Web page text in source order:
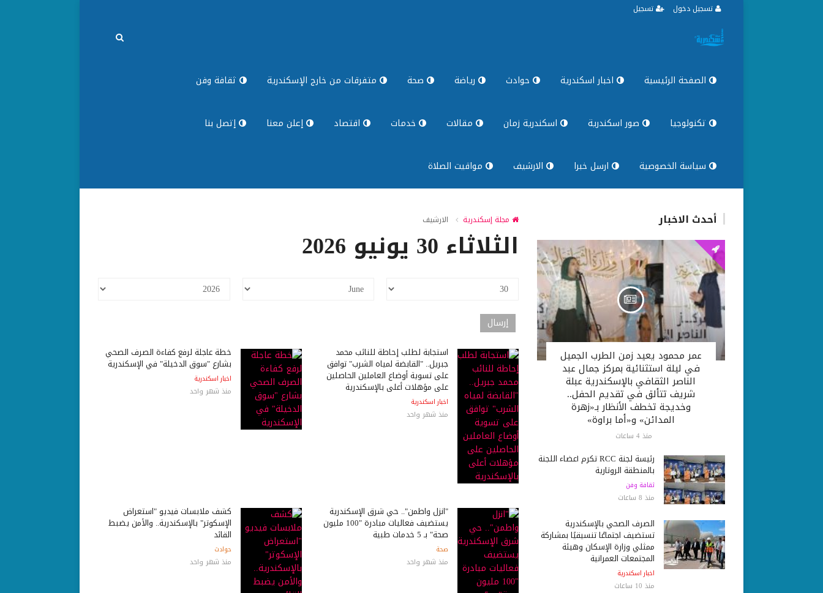
تسجيل دخول تسجيل
الصفحة الرئيسية اخبار اسكندرية حوادث رياضة صحة متفرقات من خارج الإسكندرية ثقافة وفن
تكنولوجيا صور اسكندرية اسكندرية زمان مقالات خدمات اقتصاد إعلن معنا إتصل بنا
سياسة الخصوصية ارسل خبرا الارشيف مواقيت الصلاة
مجلة إسكندرية الارشيف
الثلاثاء 30 يونيو 2026
استجابة لطلب إحاطة للنائب محمد
جبريل.. "القابضة لمياه الشرب" توافق
على تسوية أوضاع العاملين الحاصلين
على مؤهلات أعلى بالإسكندرية
اخبار اسكندرية
منذ شهر واحد
خطة عاجلة لرفع كفاءة الصرف الصحي
بشارع "سوق الدخيلة" في الإسكندرية
اخبار اسكندرية
منذ شهر واحد
"انزل واطمن".. حي شرق الإسكندرية
يستضيف فعاليات مبادرة "100 مليون
صحة" بـ 5 خدمات طبية
صحة
منذ شهر واحد
كشف ملابسات فيديو "استعراض
الإسكوتر" بالإسكندرية.. والأمن يضبط
القائد
حوادث
منذ شهر واحد
أحدث الاخبار
عمر محمود يعيد زمن الطرب الجميل
في ليلة استثنائية بمركز جمال عبد
الناصر الثقافي بالإسكندرية عبلة
شريف تتألق في تقديم الحفل..
وخديجة تخطف الأنظار بـ«زهرة
المدائن» و«أما براوة»
منذ 4 ساعات
رئيسة لجنة RCC تكرم أعضاء اللجنة
بالمنطقة الروتارية
ثقافة وفن
منذ 8 ساعات
الصرف الصحي بالإسكندرية
تستضيف اجتماعًا تنسيقيًا بمشاركة
ممثلي وزارة الإسكان وهيئة
المجتمعات العمرانية
اخبار اسكندرية
منذ 10 ساعات